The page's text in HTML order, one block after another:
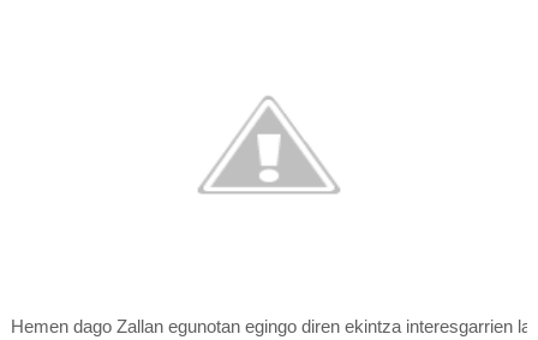
Hemen dago Zallan egunotan egingo diren ekintza interesgarrien